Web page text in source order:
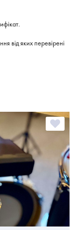
від яких перевірені